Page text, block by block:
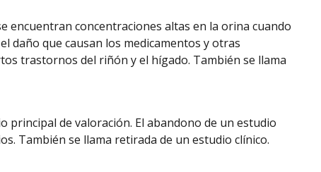
encuentran concentraciones altas en la orina cuando
daño que causan los medicamentos y otras
trastornos del riñón y el hígado. También se llama
principal de valoración. El abandono de un estudio
También se llama retirada de un estudio clínico.